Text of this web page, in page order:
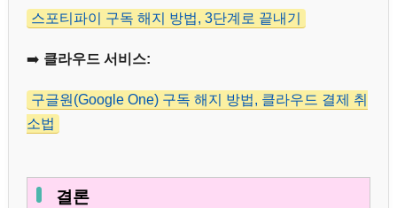
스포티파이 구독 해지 방법, 3단계로 끝내기
➡️ 클라우드 서비스:
구글원(Google One) 구독 해지 방법, 클라우드 결제 취
소법
결론